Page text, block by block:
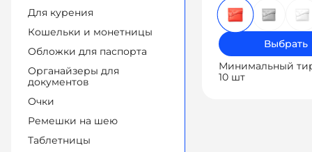
Для курения
Кошельки и монетницы
Обложки для паспорта
Органайзеры для
документов
Очки
Ремешки на шею
Таблетницы
Выбрать
Минимальный
10 шт